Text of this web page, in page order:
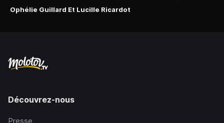
Ophélie Guillard Et Lucille Ricardot
Découvrez-nous
Presse